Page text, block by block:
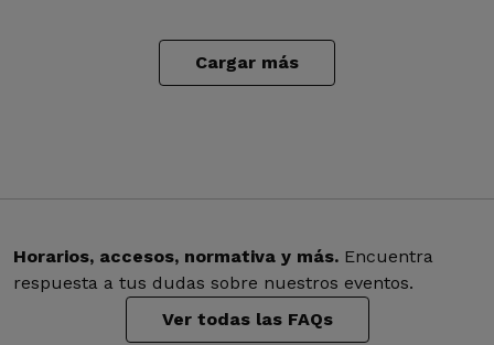
Cargar más
Horarios, accesos, normativa y más. Encuentra
respuesta a tus dudas sobre nuestros eventos.
Ver todas las FAQs